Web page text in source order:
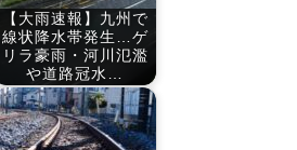
【大雨速報】九州で
線状降水帯発生…ゲ
リラ豪雨・河川氾濫
や道路冠水…